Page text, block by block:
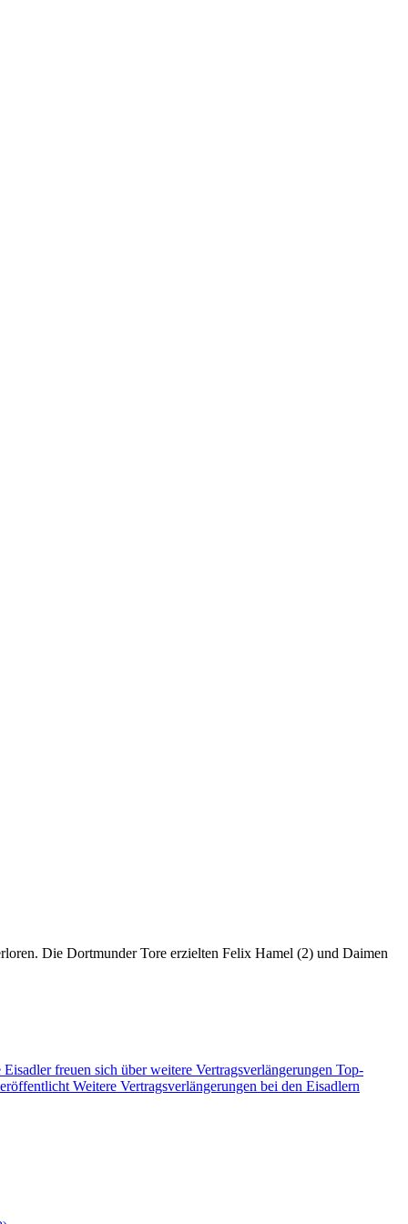
Die Dortmunder Tore erzielten Felix Hamel (2) und Daimen
Eisadler freuen sich über weitere Vertragsverlängerungen Top-
Weitere Vertragsverlängerungen bei den Eisadlern